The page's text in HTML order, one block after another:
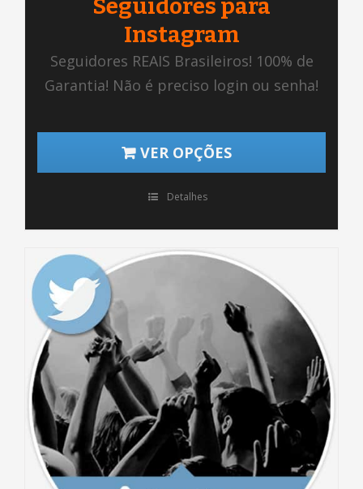
Seguidores para
Instagram
Seguidores REAIS Brasileiros! 100% de
Garantia! Não é preciso login ou senha!
VER OPÇÕES
Detalhes